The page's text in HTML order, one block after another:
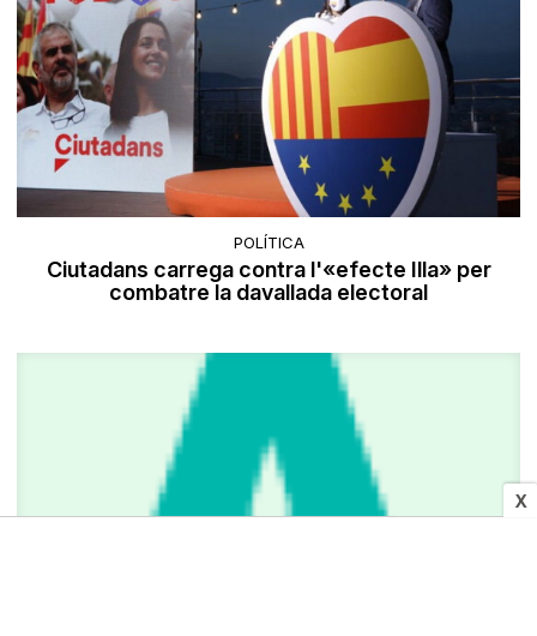
X
POLÍTICA
Ciutadans carrega contra l'«efecte Illa» per
combatre la davallada electoral